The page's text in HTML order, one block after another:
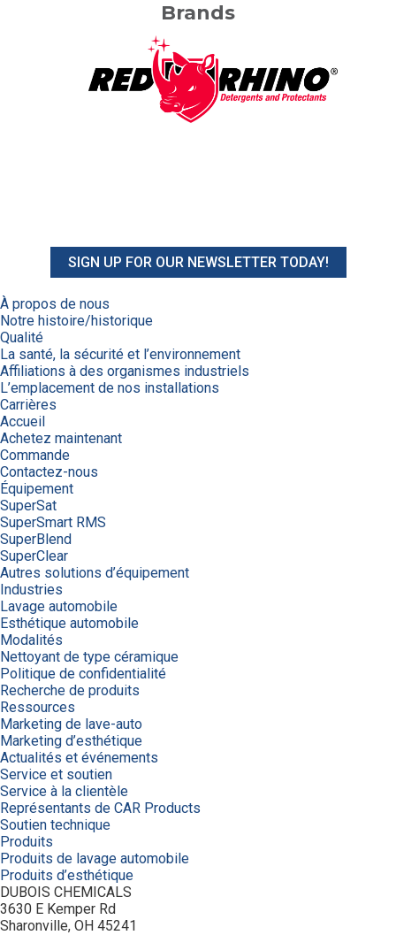
Brands
SIGN UP FOR OUR NEWSLETTER TODAY!
À propos de nous
Notre histoire/historique
Qualité
La santé, la sécurité et l’environnement
Affiliations à des organismes industriels
L’emplacement de nos installations
Carrières
Accueil
Achetez maintenant
Commande
Contactez-nous
Équipement
SuperSat
SuperSmart RMS
SuperBlend
SuperClear
Autres solutions d’équipement
Industries
Lavage automobile
Esthétique automobile
Modalités
Nettoyant de type céramique
Politique de confidentialité
Recherche de produits
Ressources
Marketing de lave-auto
Marketing d’esthétique
Actualités et événements
Service et soutien
Service à la clientèle
Représentants de CAR Products
Soutien technique
Produits
Produits de lavage automobile
Produits d’esthétique
DUBOIS CHEMICALS
3630 E Kemper Rd
Sharonville, OH 45241